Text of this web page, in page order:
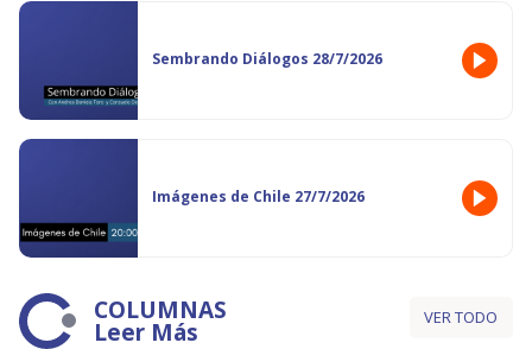
Sembrando Diálogos 28/7/2026
Imágenes de Chile 27/7/2026
COLUMNAS
Leer Más VER TODO